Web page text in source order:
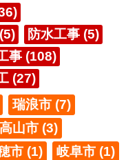
防水工事 (5)
事 (108)
(27)
瑞浪市 (7)
高山市 (3)
市 (1)
岐阜市 (1)